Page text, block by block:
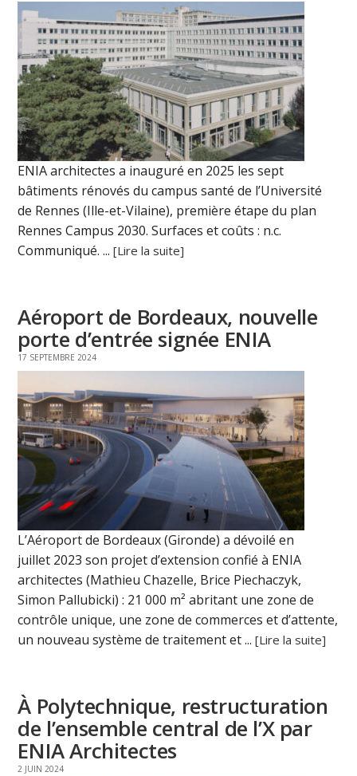
ENIA architectes a inauguré en 2025 les sept
bâtiments rénovés du campus santé de l’Université
de Rennes (Ille-et-Vilaine), première étape du plan
Rennes Campus 2030. Surfaces et coûts : n.c.
Communiqué. ...[Lire la suite]
Aéroport de Bordeaux, nouvelle
porte d’entrée signée ENIA
17 SEPTEMBRE 2024
L’Aéroport de Bordeaux (Gironde) a dévoilé en
juillet 2023 son projet d’extension confié à ENIA
architectes (Mathieu Chazelle, Brice Piechaczyk,
Simon Pallubicki) : 21 000 m² abritant une zone de
contrôle unique, une zone de commerces et d’attente,
un nouveau système de traitement et ...[Lire la suite]
À Polytechnique, restructuration
de l’ensemble central de l’X par
ENIA Architectes
2 JUIN 2024